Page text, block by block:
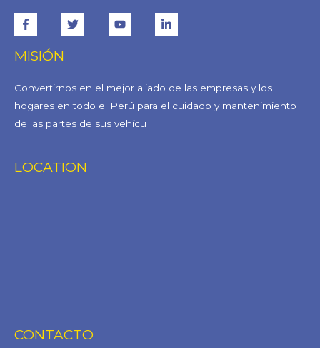
MISIÓN
Convertirnos en el mejor aliado de las empresas y los
hogares en todo el Perú para el cuidado y mantenimiento
de las partes de sus vehícu
LOCATION
CONTACTO